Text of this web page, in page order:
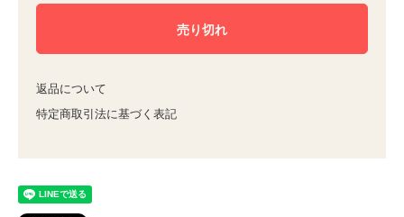
返品について
特定商取引法に基づく表記